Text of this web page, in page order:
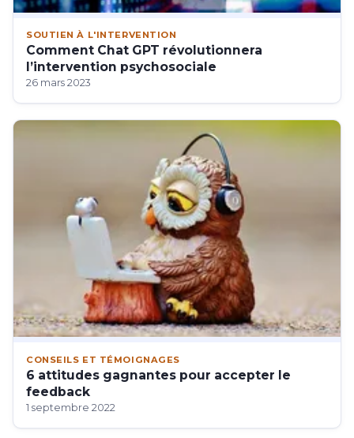
SOUTIEN À L'INTERVENTION
Comment Chat GPT révolutionnera
l’intervention psychosociale
26 mars 2023
CONSEILS ET TÉMOIGNAGES
6 attitudes gagnantes pour accepter le
feedback
1 septembre 2022